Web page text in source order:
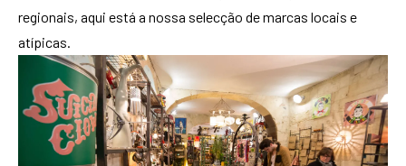
regionais, aqui está a nossa selecção de marcas locais e
atípicas.